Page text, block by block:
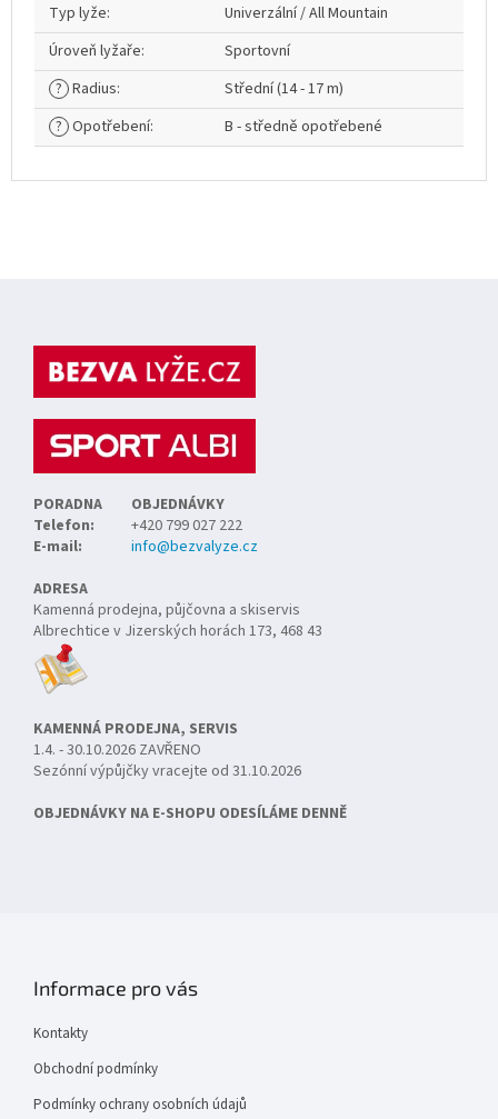
Typ lyže:
Univerzální / All Mountain
Úroveň lyžaře:
Sportovní
? Radius:
Střední (14 - 17 m)
? Opotřebení: B - středně opotřebené
PORADNA
OBJEDNÁVKY
Telefon:
+420 799 027 222
E-mail:
info@bezvalyze.cz
ADRESA
Kamenná prodejna, půjčovna a skiservis
Albrechtice v Jizerských horách 173, 468 43
KAMENNÁ PRODEJNA, SERVIS
1.4. - 30.10.2026 ZAVŘENO
Sezónní výpůjčky vracejte od 31.10.2026
OBJEDNÁVKY NA E-SHOPU ODESÍLÁME DENNĚ
Informace pro vás
Kontakty
Obchodní podmínky
Podmínky ochrany osobních údajů